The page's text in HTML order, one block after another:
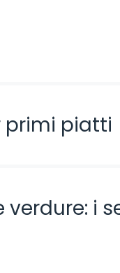
primi piatti
i